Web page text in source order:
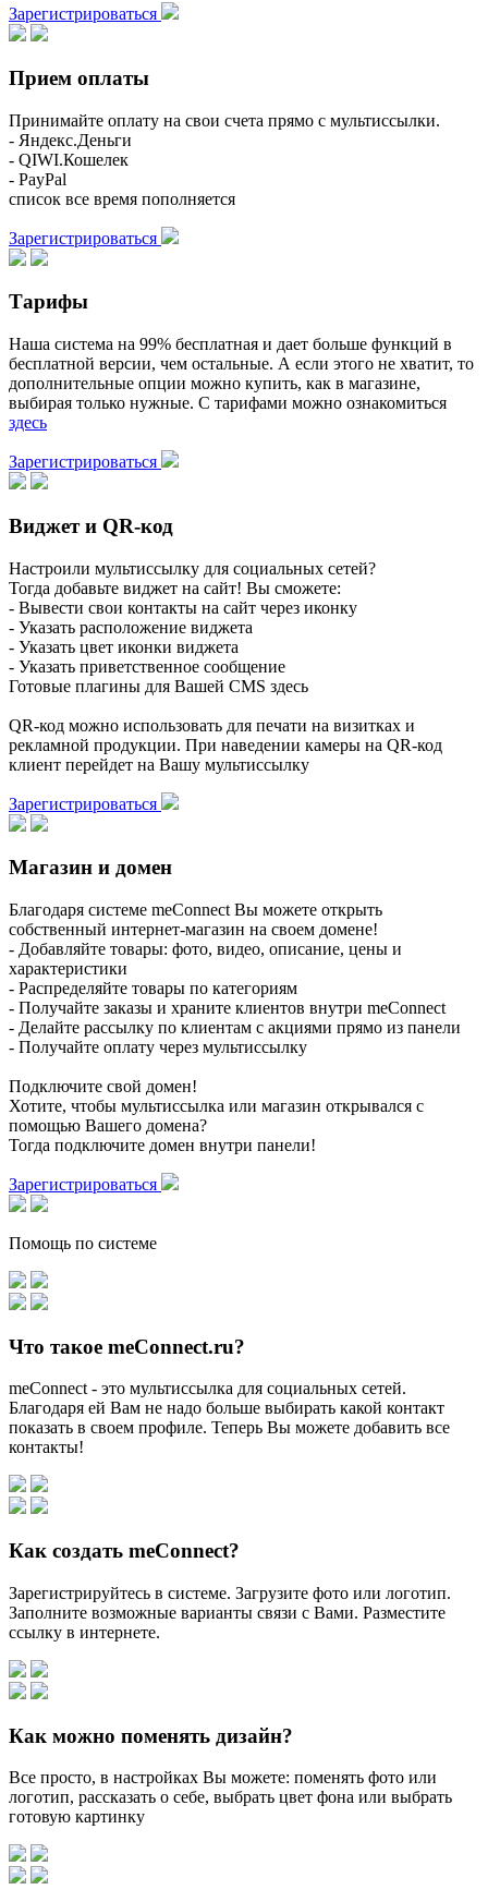
Зарегистрироваться
Прием оплаты
Принимайте оплату на свои счета прямо с мультиссылки.
- Яндекс.Деньги
- QIWI.Кошелек
- PayPal
список все время пополняется
Зарегистрироваться
Тарифы
Наша система на 99% бесплатная и дает больше функций в
бесплатной версии, чем остальные. А если этого не хватит, то
дополнительные опции можно купить, как в магазине,
выбирая только нужные. С тарифами можно ознакомиться
здесь
Зарегистрироваться
Виджет и QR-код
Настроили мультиссылку для социальных сетей?
Тогда добавьте виджет на сайт! Вы сможете:
- Вывести свои контакты на сайт через иконку
- Указать расположение виджета
- Указать цвет иконки виджета
- Указать приветственное сообщение
Готовые плагины для Вашей CMS здесь
QR-код можно использовать для печати на визитках и
рекламной продукции. При наведении камеры на QR-код
клиент перейдет на Вашу мультиссылку
Зарегистрироваться
Магазин и домен
Благодаря системе meConnect Вы можете открыть
собственный интернет-магазин на своем домене!
- Добавляйте товары: фото, видео, описание, цены и
характеристики
- Распределяйте товары по категориям
- Получайте заказы и храните клиентов внутри meConnect
- Делайте рассылку по клиентам с акциями прямо из панели
- Получайте оплату через мультиссылку
Подключите свой домен!
Хотите, чтобы мультиссылка или магазин открывался с
помощью Вашего домена?
Тогда подключите домен внутри панели!
Зарегистрироваться
Помощь по системе
Что такое meConnect.ru?
meConnect - это мультиссылка для социальных сетей.
Благодаря ей Вам не надо больше выбирать какой контакт
показать в своем профиле. Теперь Вы можете добавить все
контакты!
Как создать meConnect?
Зарегистрируйтесь в системе. Загрузите фото или логотип.
Заполните возможные варианты связи с Вами. Разместите
ссылку в интернете.
Как можно поменять дизайн?
Все просто, в настройках Вы можете: поменять фото или
логотип, рассказать о себе, выбрать цвет фона или выбрать
готовую картинку